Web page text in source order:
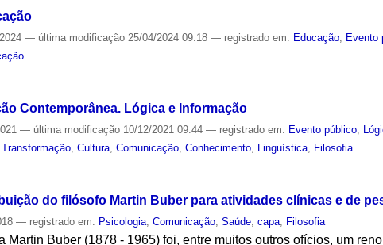
— última modificação 25/04/2024 09:18— registrado em: Educação, Evento
Contemporânea. Lógica e Informação
— última modificação 10/12/2021 09:44— registrado em: Evento público,
Transformação,Cultura,Comunicação,Conhecimento, Linguística, Filosofia
do filósofo Martin Buber para atividades clínicas e de
— registrado em: Psicologia ,Comunicação ,Saúde ,capa Filosofia
Martin Buber (1878 - 1965) foi, entre muitos outros ofícios, um